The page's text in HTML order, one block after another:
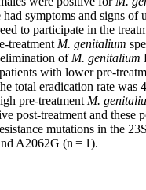
symptoms and signs of
to participate in the
treatment M. genitalium
of M. genitalium
with lower pre-
total eradication rate was
pre-treatment M.
post-treatment and these
mutations in the
A2062G (n = 1).